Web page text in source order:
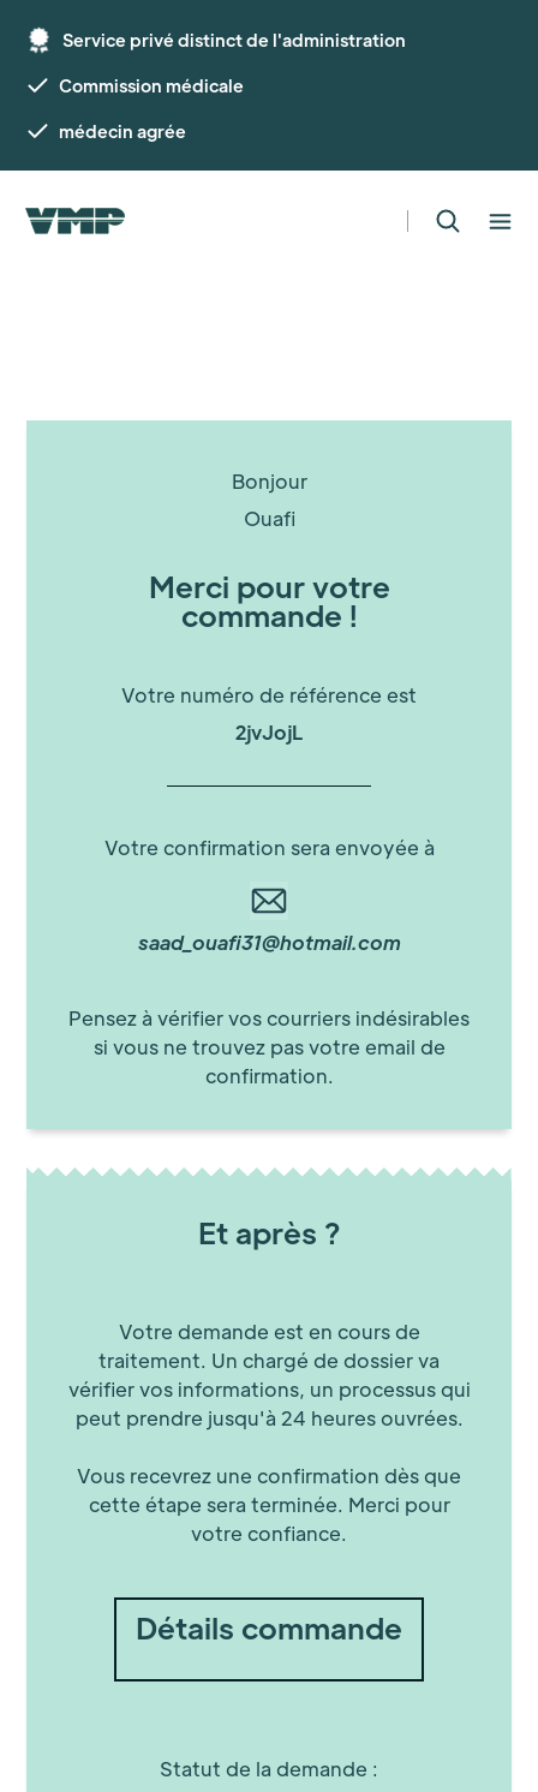
Service privé distinct de l'administration
Commission médicale
médecin agrée
Bonjour
Ouafi
Merci pour votre
commande !
Votre numéro de référence est
2jvJojL
Votre confirmation sera envoyée à
saad_ouafi31@hotmail.com
Pensez à vérifier vos courriers indésirables
si vous ne trouvez pas votre email de
confirmation.
Et après ?
Votre demande est en cours de
traitement. Un chargé de dossier va
vérifier vos informations, un processus qui
peut prendre jusqu'à 24 heures ouvrées.
Vous recevrez une confirmation dès que
cette étape sera terminée. Merci pour
votre confiance.
Détails commande
Statut de la demande :